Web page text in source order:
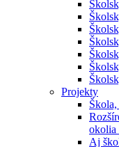
Projekty
okolia
Aj